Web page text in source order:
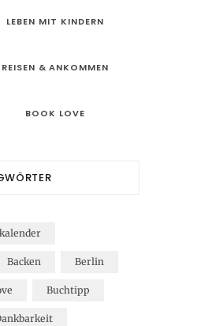
LEBEN MIT KINDERN
REISEN & ANKOMMEN
BOOK LOVE
Backen Berlin
Buchtipp